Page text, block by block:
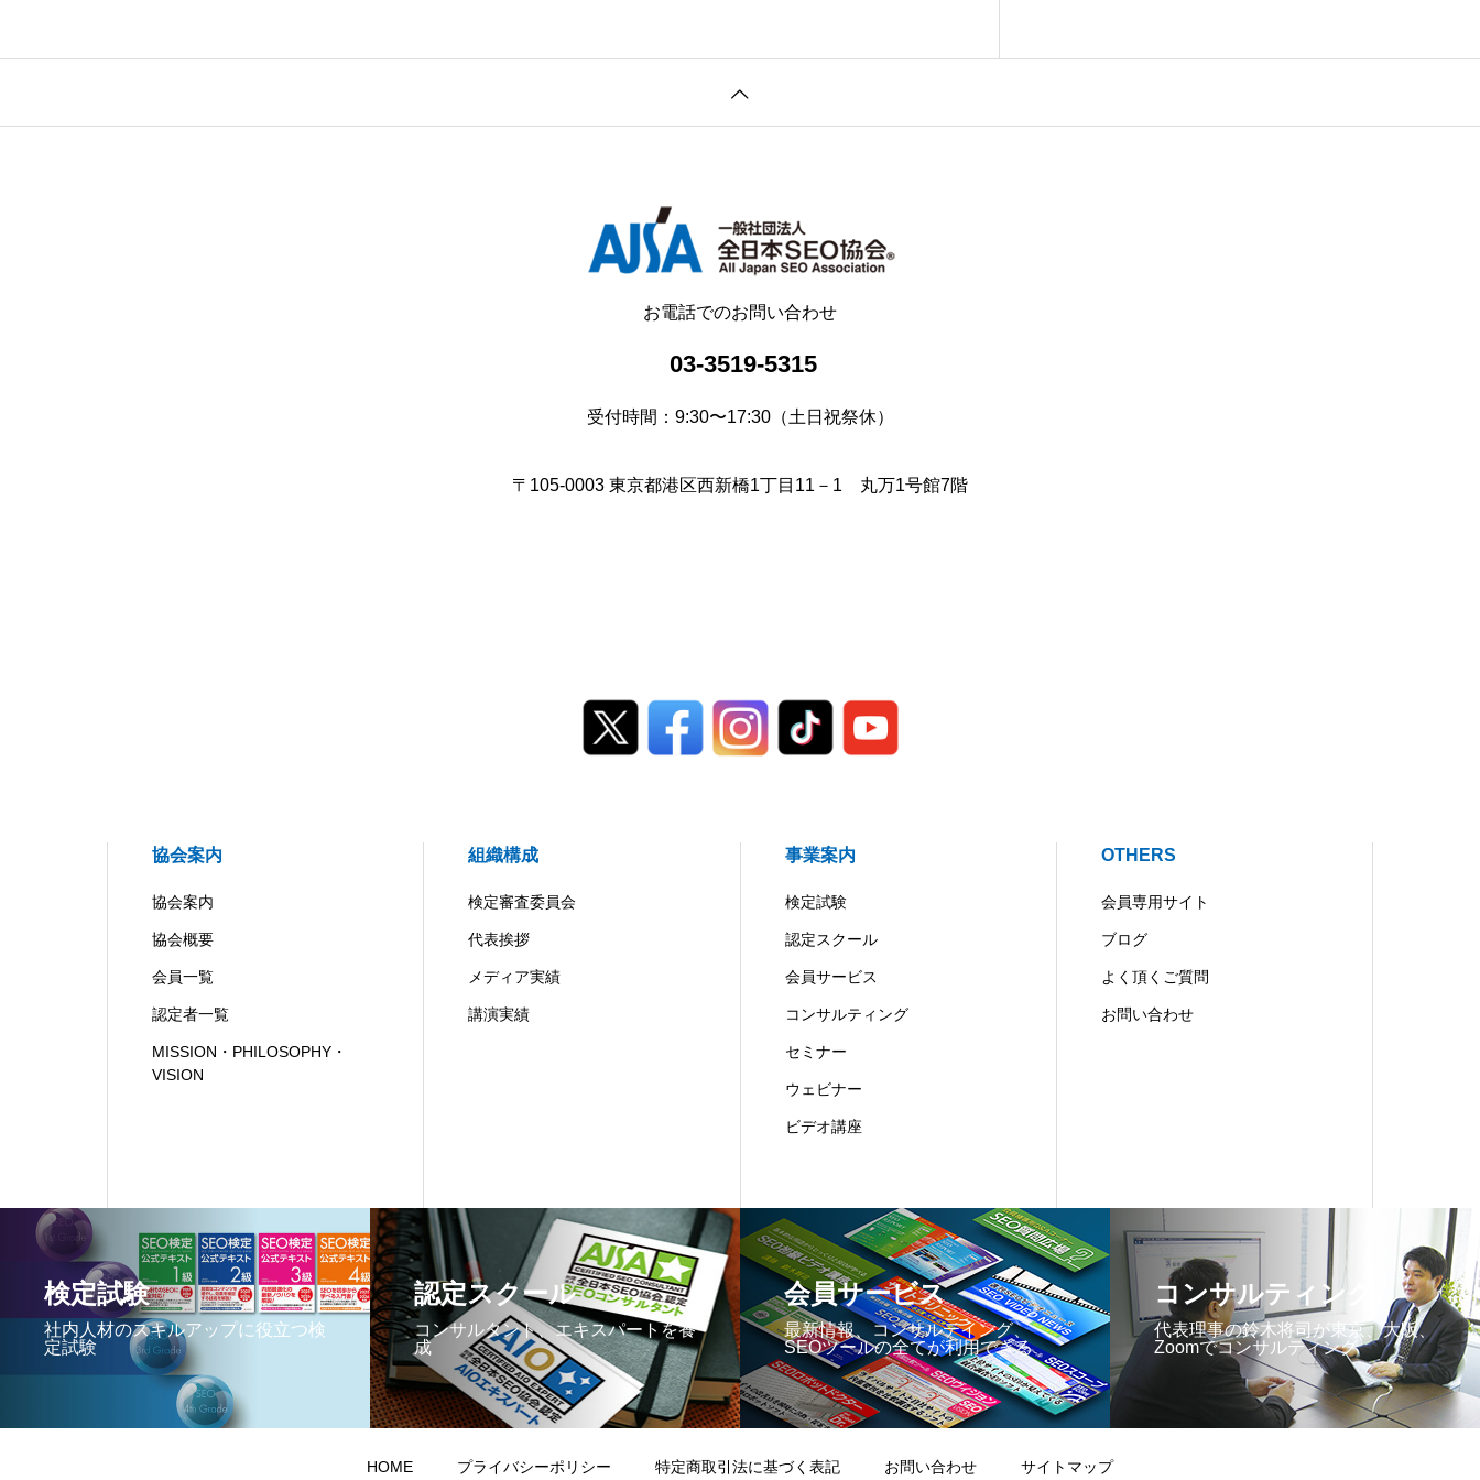
お電話でのお問い合わせ
03-3519-5315
受付時間：9:30〜17:30（土日祝祭休）
〒105-0003 東京都港区西新橋1丁目11－1 丸万1号館7階
協会案内
協会案内
協会概要
会員一覧
認定者一覧
MISSION・PHILOSOPHY・
VISION
組織構成
検定審査委員会
代表挨拶
メディア実績
講演実績
事業案内
検定試験
認定スクール
会員サービス
コンサルティング
セミナー
ウェビナー
ビデオ講座
OTHERS
会員専用サイト
ブログ
よく頂くご質問
お問い合わせ
検定試験
社内人材のスキルアップに役立つ検
定試験
認定スクール
コンサルタント、エキスパートを養
成
会員サービス
最新情報、コンサルテイング、
SEOツールの全てが利用できる
コンサルティング
代表理事の鈴木将司が東京、大阪、
Zoomでコンサルティング
HOME プライバシーポリシー 特定商取引法に基づく表記 お問い合わせ サイトマップ